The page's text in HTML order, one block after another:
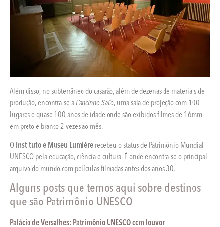
Além disso, no subterrâneo do casarão, além de dezenas de materiais de
produção, encontra-se a L’ancinne Salle, uma sala de projeção com 100
lugares e quase 100 anos de idade onde são exibidos filmes de 16mm
em preto e branco 2 vezes ao mês.
O Instituto e Museu Lumière recebeu o status de Patrimônio Mundial
UNESCO pela educação, ciência e cultura. É onde encontra-se o principal
arquivo do mundo com películas filmadas antes dos anos 30.
Alguns posts que temos aqui sobre destinos
que são Patrimônio UNESCO
Palácio de Versalhes: Patrimônio UNESCO com louvor